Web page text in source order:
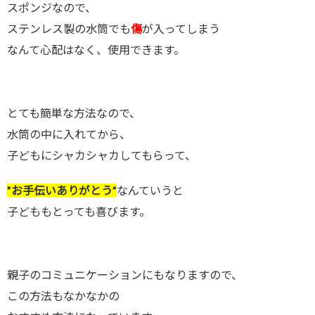
スポンジなので、
ステンレス製の水筒でも傷が入ってしまう
なんて心配はなく、使用できます。
とても簡単な方法なので、
水筒の中に入れてから、
子どもにシャカシャカしてもらって、
”お手伝いありがとう”なんていうと
子どももとっても喜びます。
親子のコミュニケーションにもなりますので、
この方法もなかなかの